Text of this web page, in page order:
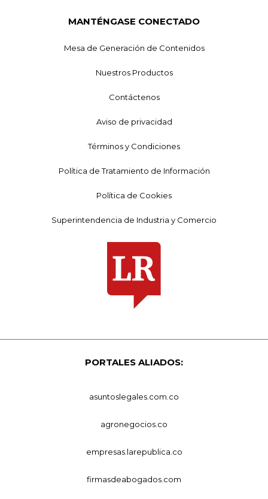
MANTÉNGASE CONECTADO
Mesa de Generación de Contenidos
Nuestros Productos
Contáctenos
Aviso de privacidad
Términos y Condiciones
Política de Tratamiento de Información
Política de Cookies
Superintendencia de Industria y Comercio
PORTALES ALIADOS:
asuntoslegales.com.co
agronegocios.co
empresas.larepublica.co
firmasdeabogados.com